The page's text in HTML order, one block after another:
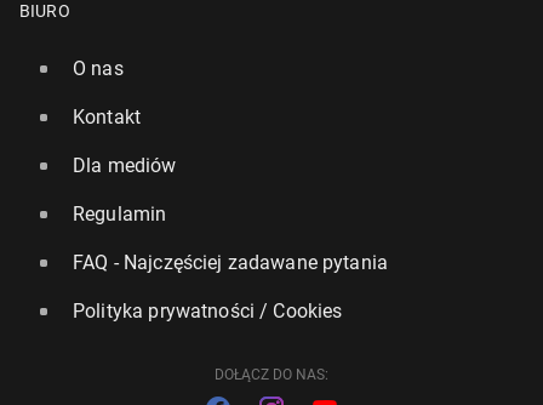
BIURO
O nas
Kontakt
Dla mediów
Regulamin
FAQ - Najczęściej zadawane pytania
Polityka prywatności / Cookies
DOŁĄCZ DO NAS: